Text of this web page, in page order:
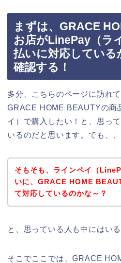
まずは、GRACE
お店がLinePay（ラ
払いに対応している
確認する！
多分、こちらのページに訪れ
GRACE HOME BEAUTYの商
イ）で購入したい！と、思っ
いるのだと思います。でも、、
そもそも、ラインペイ（
いに、GRACE HOME
て対応しているのかな～？
と、思っている人も中にはい
そこでここでは、GRACE